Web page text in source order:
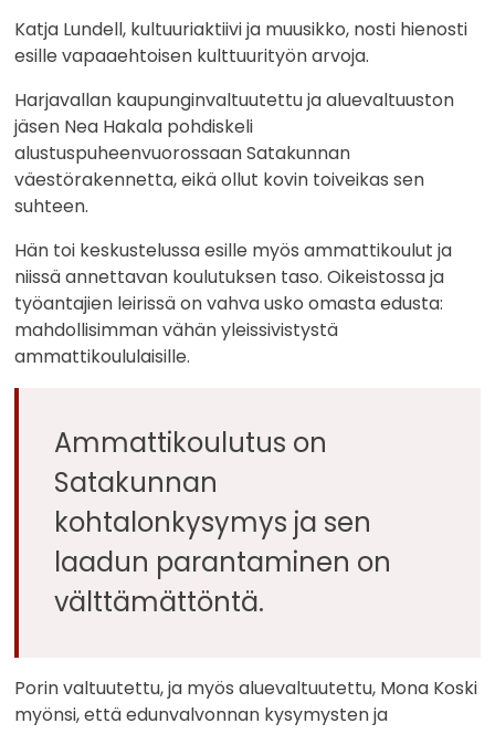
Katja Lundell, kultuuriaktiivi ja muusikko, nosti hienosti
esille vapaaehtoisen kulttuurityön arvoja.
Harjavallan kaupunginvaltuutettu ja aluevaltuuston
jäsen Nea Hakala pohdiskeli
alustuspuheenvuorossaan Satakunnan
väestörakennetta, eikä ollut kovin toiveikas sen
suhteen.
Hän toi keskustelussa esille myös ammattikoulut ja
niissä annettavan koulutuksen taso. Oikeistossa ja
työantajien leirissä on vahva usko omasta edusta:
mahdollisimman vähän yleissivistystä
ammattikoululaisille.
Ammattikoulutus on
Satakunnan
kohtalonkysymys ja sen
laadun parantaminen on
välttämättöntä.
Porin valtuutettu, ja myös aluevaltuutettu, Mona Koski
myönsi, että edunvalvonnan kysymysten ja